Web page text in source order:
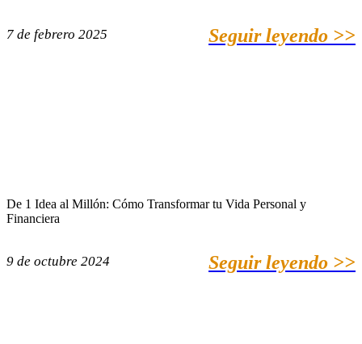
7 de febrero 2025 Seguir leyendo >>
De 1 Idea al Millón: Cómo Transformar tu Vida Personal y
Financiera
9 de octubre 2024 Seguir leyendo >>